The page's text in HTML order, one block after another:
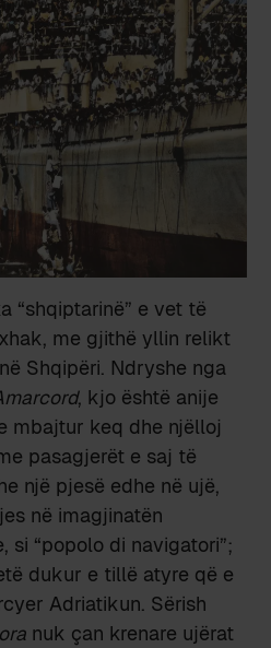
“shqiptarinë” e vet të
me gjithë yllin relikt
Shqipëri. Ndryshe nga
, kjo është anije
mbajtur keq dhe njëlloj
pasagjerët e saj të
një pjesë edhe në ujë,
në imagjinatën
si “popolo di navigatori”;
dukur e tillë atyre që e
Adriatikun. Sërish
nuk çan krenare ujërat